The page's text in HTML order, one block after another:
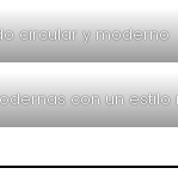
circular y moderno
con un estilo